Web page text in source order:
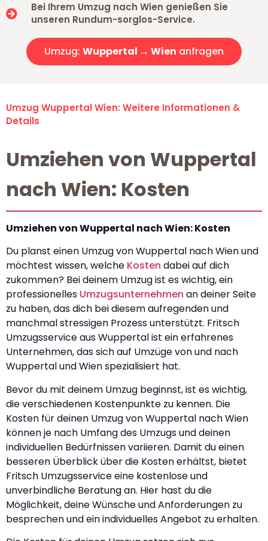
Bei Ihrem Umzug nach Wien genießen Sie
unseren Rundum-sorglos-Service.
Umzug: Wuppertal → Wien anfragen
Umzug Wuppertal Wien: Weitere Informationen &
Details
Umziehen von Wuppertal
nach Wien: Kosten
Umziehen von Wuppertal nach Wien: Kosten
Du planst einen Umzug von Wuppertal nach Wien und
möchtest wissen, welche Kosten dabei auf dich
zukommen? Bei deinem Umzug ist es wichtig, ein
professionelles Umzugsunternehmen an deiner Seite
zu haben, das dich bei diesem aufregenden und
manchmal stressigen Prozess unterstützt. Fritsch
Umzugsservice aus Wuppertal ist ein erfahrenes
Unternehmen, das sich auf Umzüge von und nach
Wuppertal und Wien spezialisiert hat.
Bevor du mit deinem Umzug beginnst, ist es wichtig,
die verschiedenen Kostenpunkte zu kennen. Die
Kosten für deinen Umzug von Wuppertal nach Wien
können je nach Umfang des Umzugs und deinen
individuellen Bedürfnissen variieren. Damit du einen
besseren Überblick über die Kosten erhältst, bietet
Fritsch Umzugsservice eine kostenlose und
unverbindliche Beratung an. Hier hast du die
Möglichkeit, deine Wünsche und Anforderungen zu
besprechen und ein individuelles Angebot zu erhalten.